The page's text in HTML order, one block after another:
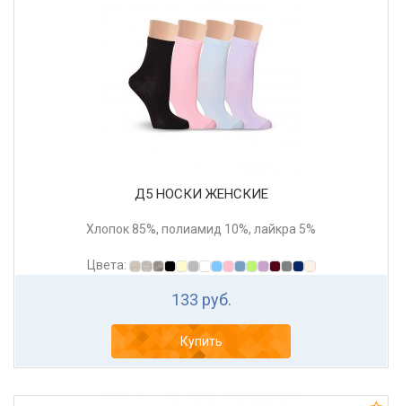
Д5 НОСКИ ЖЕНСКИЕ
Хлопок 85%, полиамид 10%, лайкра 5%
Цвета:
133 руб.
Купить